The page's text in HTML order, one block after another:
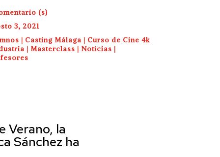
(s)
3, 2021
| Casting Málaga | Curso de Cine 4k
|Masterclass | Noticias |
Verano, la
Sánchez ha